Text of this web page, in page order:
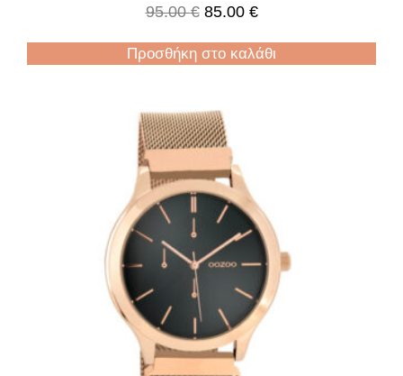
95.00€ 85.00 €
Προσθήκη στο καλάθι